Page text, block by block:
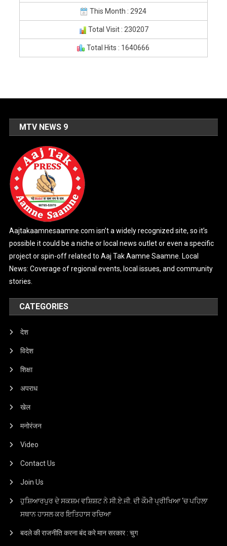
This Month : 2924
Total Visit : 230207
Total Hits : 1640666
MTV NEWS 9
Aajtakaamnesaamne.com isn’t a widely recognized site, so it’s
possible it could be a niche or local news outlet or even a specific
project or spin-off related to Aaj Tak Aamne Saamne. Local
News: Coverage of regional events, local issues, and community
stories.
CATEGORIES
देश
विदेश
शिक्षा
अपराध
खेल
मनोरंजन
Video
Contact Us
Join Us
ਹੁਸ਼ਿਆਰਪੁਰ ਦੇ ਸਕਸ਼ਮ ਵਸ਼ਿਸ਼ਟ ਨੇ ਸੀ.ਏ.ਜੀ. ਦੀ ਕੌਮੀ ਪ੍ਰੀਖਿਆ ‘ਚ ਪਹਿਲਾ
ਸਥਾਨ ਹਾਸਲ ਕਰ ਇਤਿਹਾਸ ਰਚਿਆ
बदले की राजनीति करना बंद करे मान सरकार : चुग